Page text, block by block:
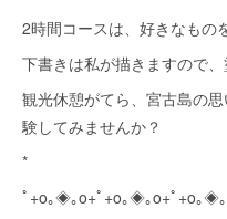
2時間コースは、好きなもの
下書きは私が描きますので
観光休憩がてら、宮古島の
験してみませんか？
*
ﾟ+o｡◈｡o+ﾟ+o｡◈｡o+ﾟ+o｡◈